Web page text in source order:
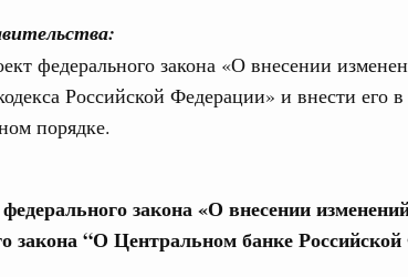
федерального закона «О внесении
Российской Федерации» и внести его
порядке.
закона «О внесении
закона “О Центральном банке
№21)
бюджетные ассигнования.
июня, четверг
№20)
предприятиями ЖКХ и электроэнергетики
задачах по подготовке к прохождению осенне-зимнего